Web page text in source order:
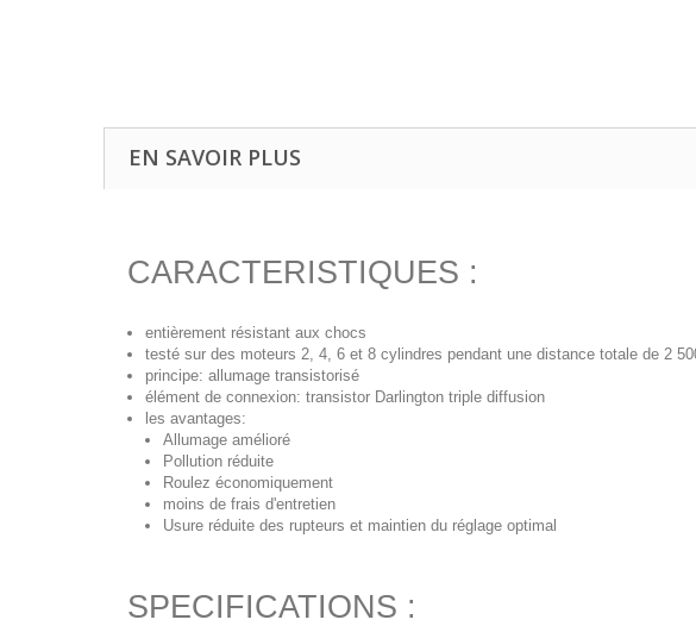
EN SAVOIR PLUS
CARACTERISTIQUES :
entièrement résistant aux chocs
testé sur des moteurs 2, 4, 6 et 8 cylindres pendant une distance totale de 2
principe: allumage transistorisé
élément de connexion: transistor Darlington triple diffusion
les avantages:
Allumage amélioré
Pollution réduite
Roulez économiquement
moins de frais d'entretien
Usure réduite des rupteurs et maintien du réglage optimal
SPECIFICATIONS :